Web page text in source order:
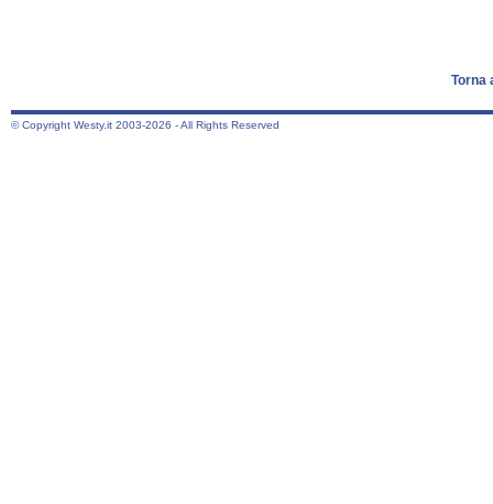
Torna
© Copyright Westy.it 2003-2026 - All Rights Reserved